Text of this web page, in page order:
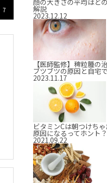
7
顔の大きさの平均はど
解説
2023.12.12
【医師監修】稗粒腫の
ブツブツの原因と自宅
2023.11.17
ビタミンCは朝つけち
原因になるってホント？
2021.09.22